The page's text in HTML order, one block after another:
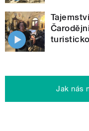
Jak nás